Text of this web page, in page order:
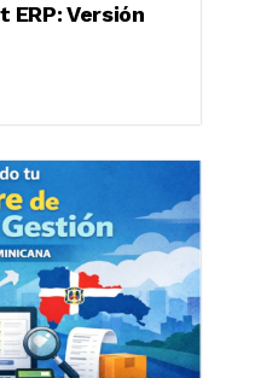
ERP: Versión